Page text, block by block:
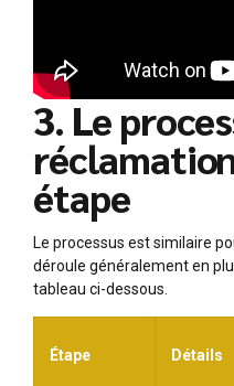
3. Le
étape
Le processus est similaire
déroule généralement en
tableau ci-dessous.
Étape Détails